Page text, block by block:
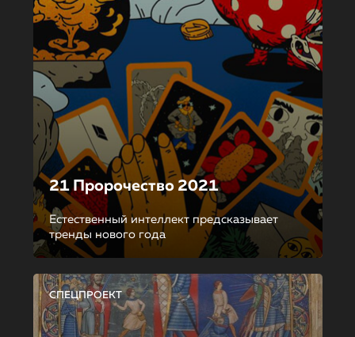
21 Пророчество 2021
Естественный интеллект предсказывает
тренды нового года
СПЕЦПРОЕКТ